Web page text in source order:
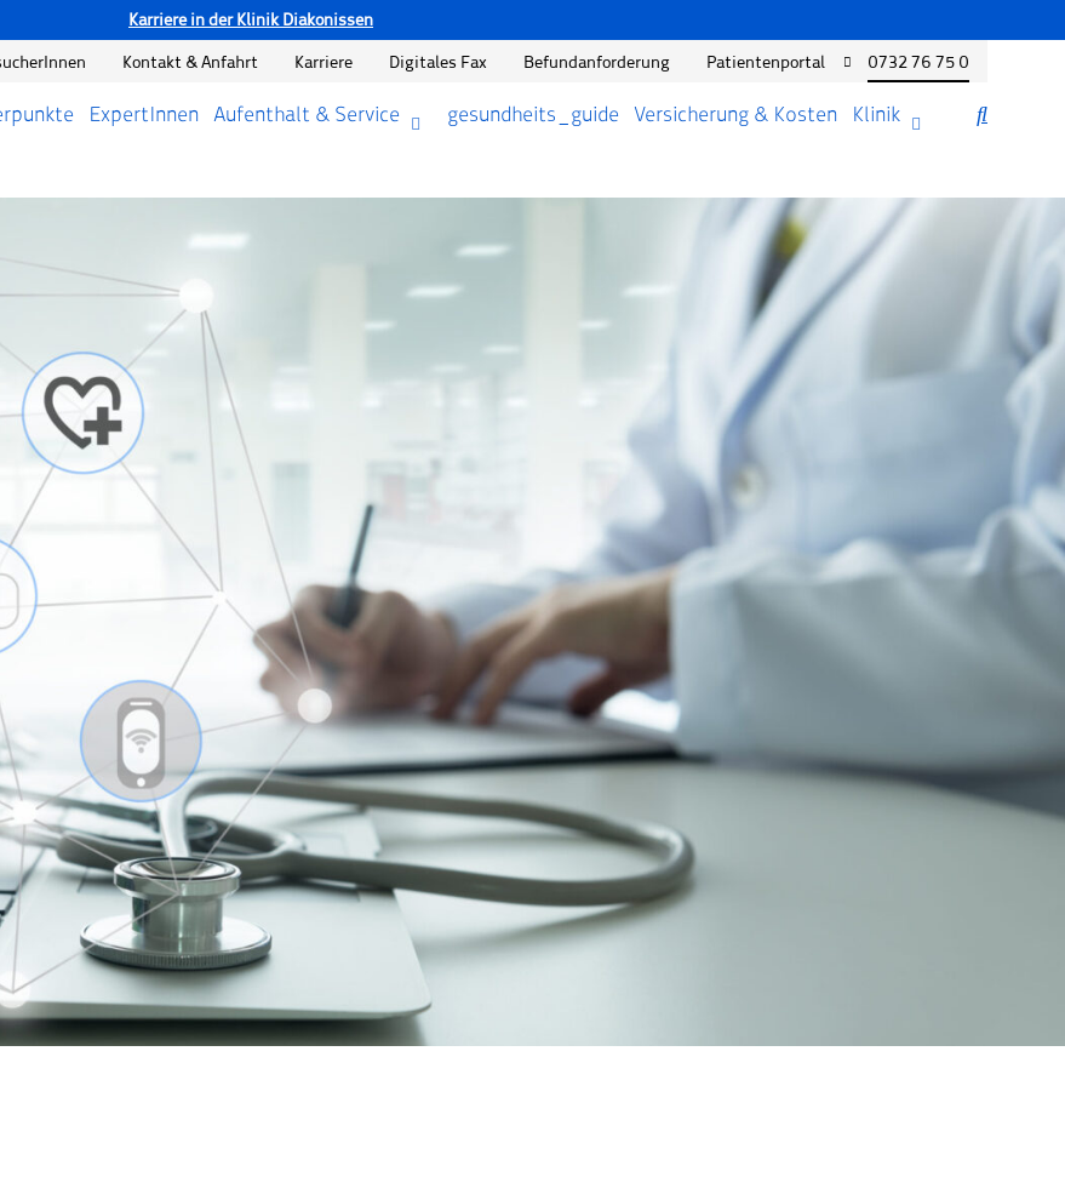
Karriere in der Klinik Diakonissen
Kontakt & Anfahrt Karriere Digitales Fax Befundanforderung Patientenportal 0732 76 75 0
ExpertInnen Aufenthalt & Service gesundheits_guide Versicherung & Kosten Klinik